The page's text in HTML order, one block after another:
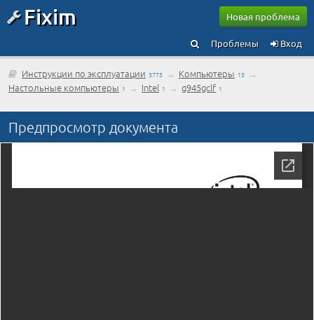
Fixim Новая проблема
Вход
Проблемы
Инструкции по эксплуатации 3775 → Компьютеры 15 →
Настольные компьютеры 1 → Intel 1 → g945gclf 1
Предпросмотр документа